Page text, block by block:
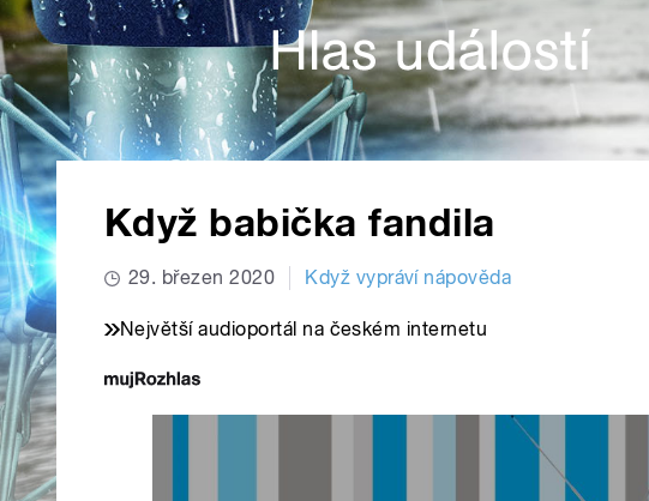
Když babička fandila
29. březen 2020 Když vypráví nápověda
Největší audioportál na českém internetu